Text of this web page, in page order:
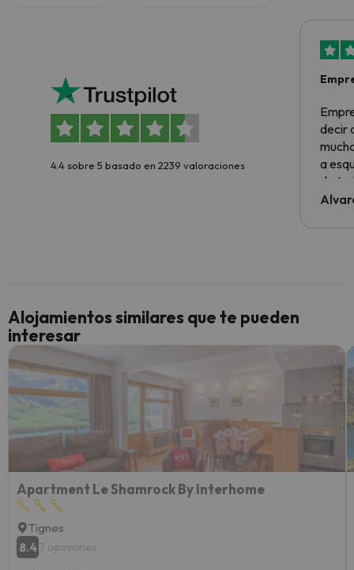
4.4 sobre 5 basado en 2239 valoraciones
decir
a
de
al
culpa
yo.
Alojamientos similares que te pueden
interesar
Apartment Le Shamrock By Interhome
Tignes
8.47 opiniones